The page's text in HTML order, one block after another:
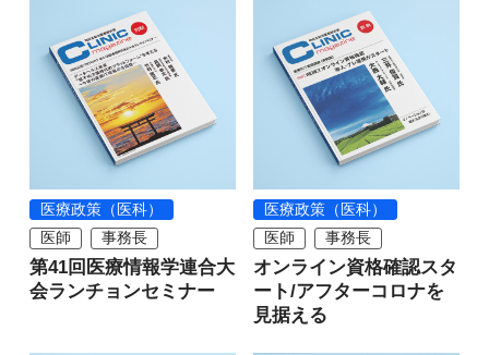
医療政策（医科）
医師
事務長
第41回医療情報学連合大
会ランチョンセミナー
医療政策（医科）
医師
事務長
オンライン資格確認スタ
ート/アフターコロナを
見据える